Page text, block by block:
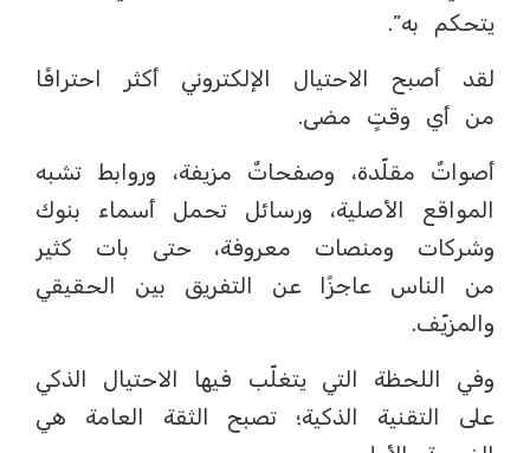
يتحكم به”.
لقد أصبح الاحتيال الإلكتروني أكثر احترافًا
من أي وقتٍ مضى.
أصواتٌ مقلّدة، وصفحاتٌ مزيفة، وروابط تشبه
المواقع الأصلية، ورسائل تحمل أسماء بنوك
وشركات ومنصات معروفة، حتى بات كثير
من الناس عاجزًا عن التفريق بين الحقيقي
والمزيّف.
وفي اللحظة التي يتغلّب فيها الاحتيال الذكي
على التقنية الذكية؛ تصبح الثقة العامة هي